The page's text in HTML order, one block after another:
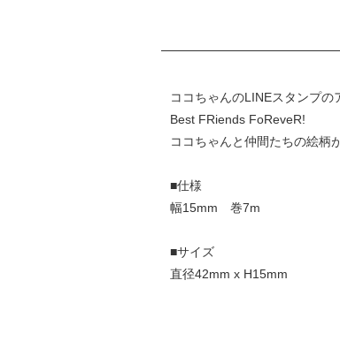
ココちゃんのLINEスタンプの
Best FRiends FoReveR!
ココちゃんと仲間たちの絵柄
■仕様
幅15mm 巻7m
■サイズ
直径42mm x H15mm